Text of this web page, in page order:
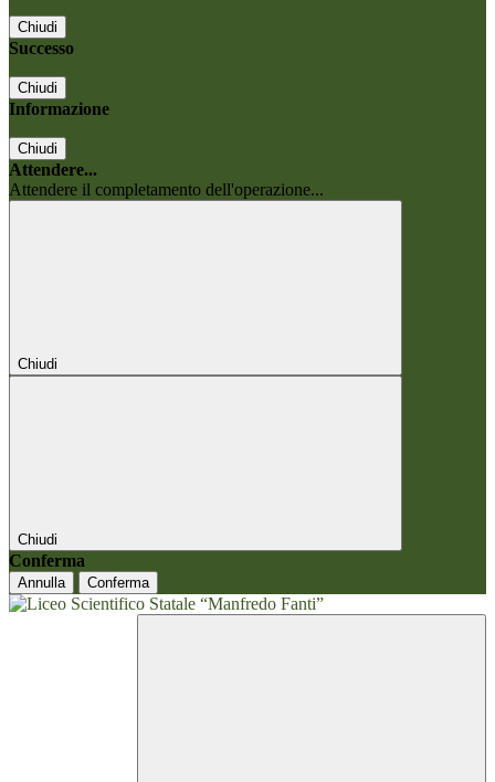
Chiudi
Successo
Chiudi
Informazione
Chiudi
Attendere...
Attendere il completamento dell'operazione...
Chiudi
Chiudi
Conferma
Annulla Conferma